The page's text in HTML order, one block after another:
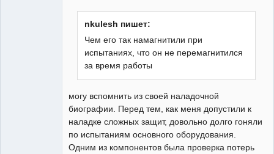
nkulesh пишет:
Чем его так намагнитили при
испытаниях, что он не перемагнитился
за время работы
могу вспомнить из своей наладочной
биографии. Перед тем, как меня допустили к
наладке сложных защит, довольно долго гоняли
по испытаниям основного оборудования.
Одним из компонентов была проверка потерь